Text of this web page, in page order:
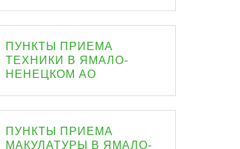
ПУНКТЫ ПРИЕМА
ТЕХНИКИ В ЯМАЛО-
НЕНЕЦКОМ АО
ПУНКТЫ ПРИЕМА
МАКУЛАТУРЫ В ЯМАЛО-